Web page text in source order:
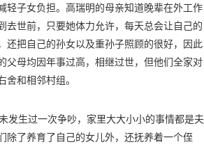
轻子女负担。高瑞明的母亲知道晚辈在外工作
去世前，只要她体力允许，每天总会让自己的
还把自己的孙女以及重孙子照顾的很好，因此
父母均因年事过高，相继过世，但他们全家对
和相邻村组。
发生过一次争吵，家里大大小小的事情都是夫
除了养育了自己的女儿外，还抚养着一个侄